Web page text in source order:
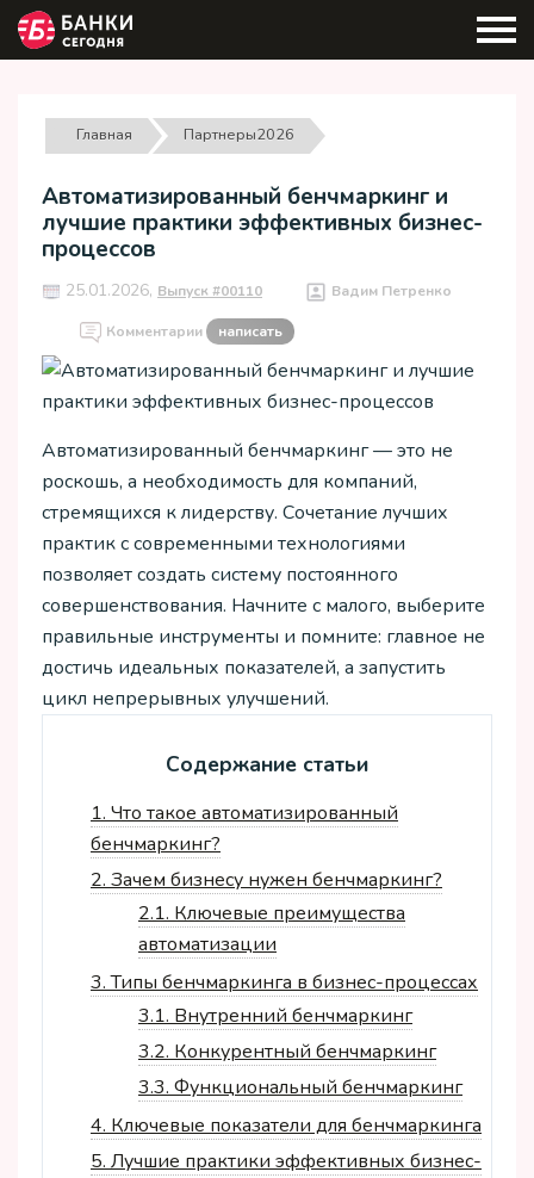
Главная Партнеры2026
Автоматизированный бенчмаркинг и
лучшие практики эффективных бизнес-
процессов
25.01.2026, Выпуск #00110 Вадим Петренко
Комментарии написать
Автоматизированный бенчмаркинг — это не
роскошь, а необходимость для компаний,
стремящихся к лидерству. Сочетание лучших
практик с современными технологиями
позволяет создать систему постоянного
совершенствования. Начните с малого, выберите
правильные инструменты и помните: главное не
достичь идеальных показателей, а запустить
цикл непрерывных улучшений.
Содержание статьи
1. Что такое автоматизированный
бенчмаркинг?
2. Зачем бизнесу нужен бенчмаркинг?
2.1. Ключевые преимущества
автоматизации
3.Типы бенчмаркинга в бизнес-процессах
3.1. Внутренний бенчмаркинг
3.2. Конкурентный бенчмаркинг
3.3. Функциональный бенчмаркинг
4. Ключевые показатели для бенчмаркинга
5. Лучшие практики эффективных бизнес-